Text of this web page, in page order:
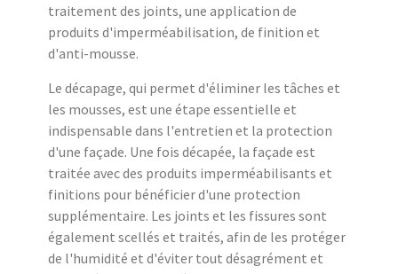
traitement des joints, une application de
produits d'imperméabilisation, de finition et
d'anti-mousse.
Le décapage, qui permet d'éliminer les tâches et
les mousses, est une étape essentielle et
indispensable dans l'entretien et la protection
d'une façade. Une fois décapée, la façade est
traitée avec des produits imperméabilisants et
finitions pour bénéficier d'une protection
supplémentaire. Les joints et les fissures sont
également scellés et traités, afin de les protéger
de l'humidité et d'éviter tout désagrément et